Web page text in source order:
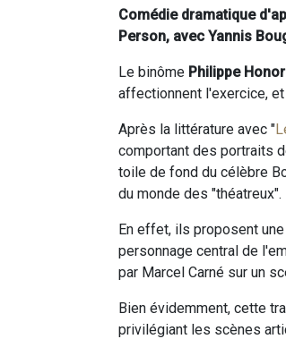
Comédie dramatique
Person, avec Yannis
Le binôme Philippe
affectionnent l'exercice,
Après la littérature avec "
comportant des portraits
toile de fond du célèbre
du monde des "théatreux".
En effet, ils proposent
personnage central de
par Marcel Carné sur un
Bien évidemment, cette
privilégiant les scènes